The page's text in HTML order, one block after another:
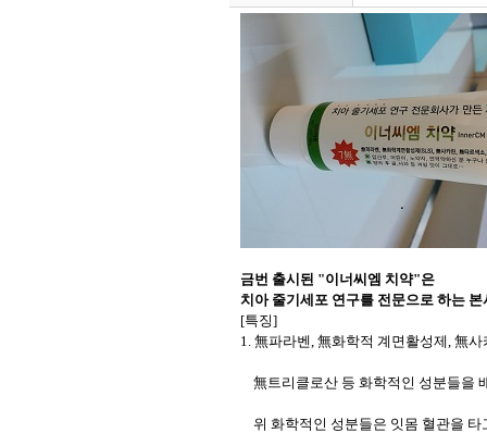
금번 출시된 "이너씨엠 치약"은
치아 줄기세포 연구를 전문으로 하는
[특징]
1. 無파라벤, 無화학적 계면활성제, 無사
無트리클로산 등 화학적인 성분들을
위 화학적인 성분들은 잇몸 혈관을 타